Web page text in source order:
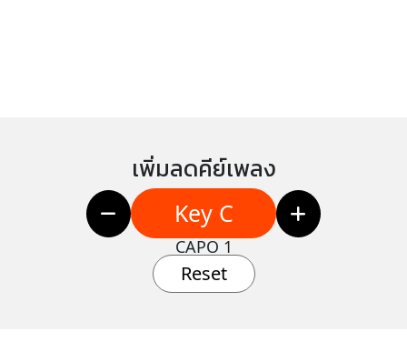
เพิ่มลดคีย์เพลง
Key C
CAPO 1
Reset